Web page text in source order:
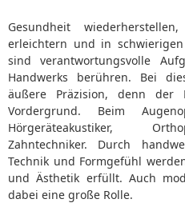
Gesundheit
erleichtern und in
sind verantwortungsvolle
Handwerks berühren. Bei
äußere Präzision, denn
Vordergrund. Beim
Hörgeräteakustiker,
Zahntechniker. Durch
Technik und Formgefühl
und Ästhetik erfüllt. Auch
dabei eine große Rolle.